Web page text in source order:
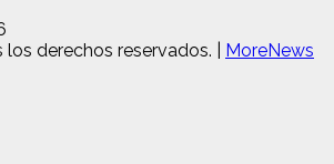
derechos reservados.
MoreNews